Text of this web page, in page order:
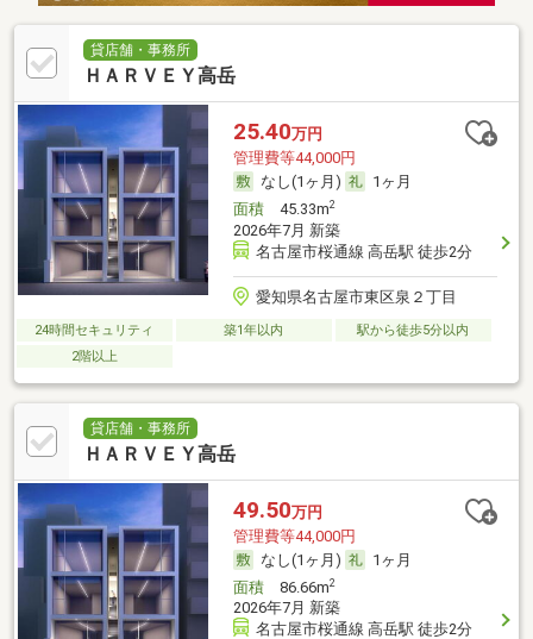
貸店舗・事務所
ＨＡＲＶＥＹ高岳
25.40万円
管理費等44,000円
なし(1ヶ月)
1ヶ月
面積45.33m2
2026年7月 新築
名古屋市桜通線 高岳駅 徒歩2分
愛知県名古屋市東区泉２丁目
24時間セキュリティ 築1年以内
駅から徒歩5分以内
2階以上
貸店舗・事務所
ＨＡＲＶＥＹ高岳
49.50万円
管理費等44,000円
なし(1ヶ月)
1ヶ月
面積86.66m2
2026年7月 新築
名古屋市桜通線 高岳駅 徒歩2分